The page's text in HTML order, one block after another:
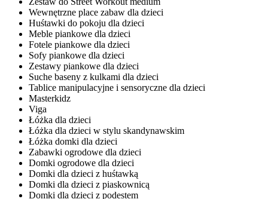
Wewnętrzne place zabaw dla dzieci
Huśtawki do pokoju dla dzieci
Meble piankowe dla dzieci
Fotele piankowe dla dzieci
Sofy piankowe dla dzieci
Zestawy piankowe dla dzieci
Suche baseny z kulkami dla dzieci
Tablice manipulacyjne i sensoryczne dla dzieci
Masterkidz
Viga
Łóżka dla dzieci
Łóżka dla dzieci w stylu skandynawskim
Łóżka domki dla dzieci
Zabawki ogrodowe dla dzieci
Domki ogrodowe dla dzieci
Domki dla dzieci z huśtawką
Domki dla dzieci z piaskownicą
Domki dla dzieci z podestem